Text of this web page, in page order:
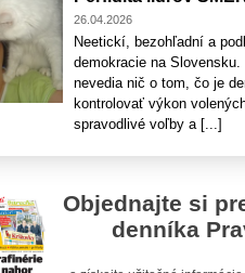
26.04.2026
Neetickí, bezohľadní a
demokracie na
nevedia nič o tom, čo je
kontrolovať výkon
spravodlivé voľby a [...]
Objednajte si
denníka